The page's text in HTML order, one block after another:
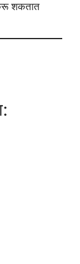
शकतात